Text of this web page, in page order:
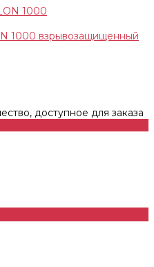
1000 взрывозащищенный
доступное для заказа